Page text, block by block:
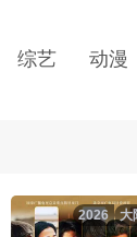
综艺 动漫
大
2026